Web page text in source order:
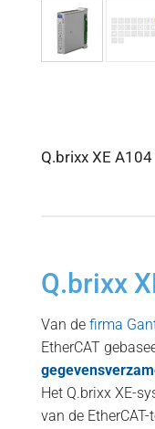
Q.brixx XE A104
Q.brixx
Van de firma
EtherCAT
Het Q.brixx XE-
van de